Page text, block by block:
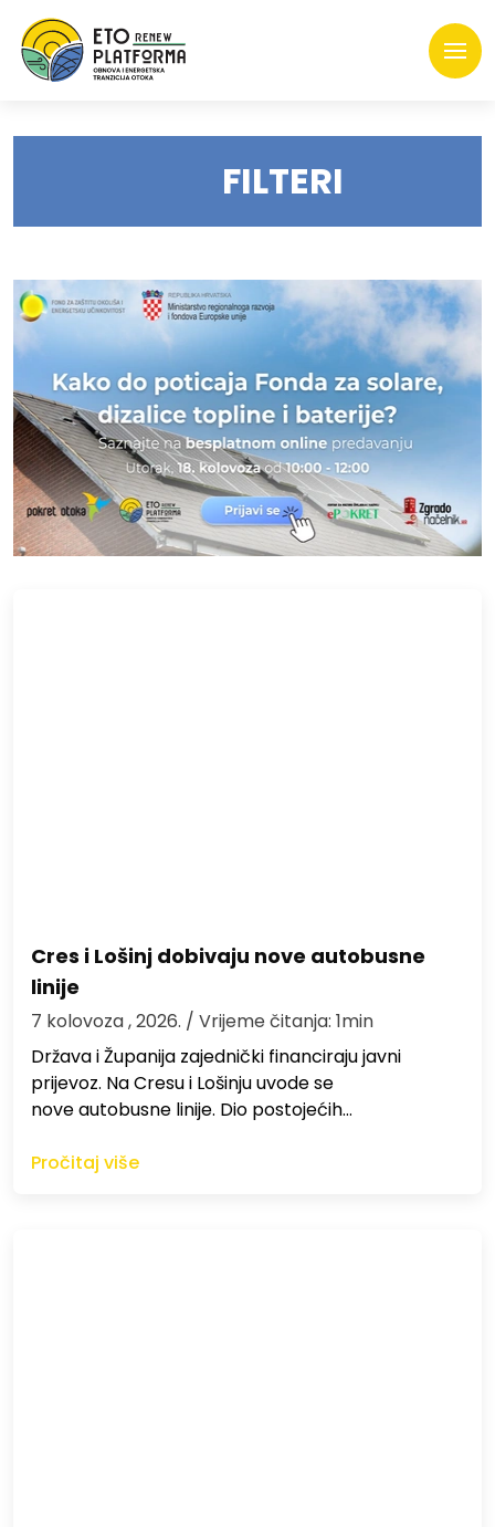
FILTERI
Cres i Lošinj dobivaju nove autobusne
linije
7 kolovoza , 2026. / Vrijeme čitanja: 1min
Država i Županija zajednički financiraju javni
prijevoz. Na Cresu i Lošinju uvode se
nove autobusne linije. Dio postojećih…
Pročitaj više